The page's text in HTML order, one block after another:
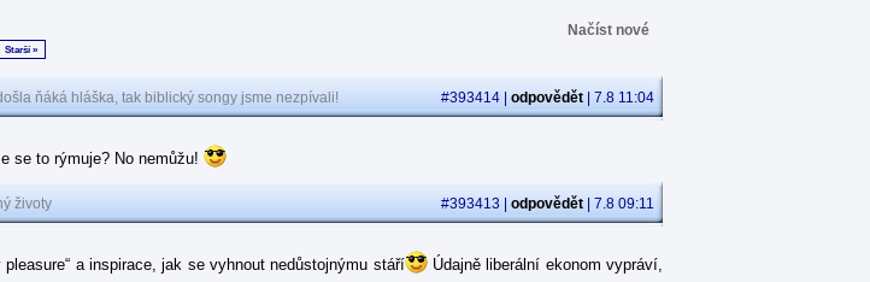
Načíst nové
Starší »
ňáká hláška, tak biblický songy jsme nezpívali! #393414 | odpovědět | 7.8 11:04
se to rýmuje? No nemůžu!
životy #393413 | odpovědět | 7.8 09:11
a inspirace, jak se vyhnout nedůstojnýmu stáří
Údajně liberální ekonom vypráví,